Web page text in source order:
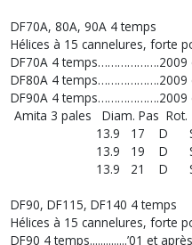
DF70A, 80A, 90A 4 temps
Hélices à 15 cannelures, forte
DF70A 4 temps……………….2009
DF80A 4 temps……………….2009
DF90A 4 temps……………….2009
Amita 3 pales Diam. Pas Rot.
13.9 17 D
13.9 19 D
13.9 21 D
DF90, DF115, DF140 4 temps
Hélices à 15 cannelures, forte
DF90 4 temps..............’01 et après